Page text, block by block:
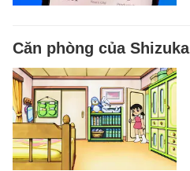
Căn phòng của Shizuka